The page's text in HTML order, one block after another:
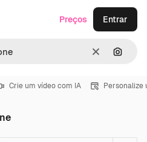
Limpar
Preços Entrar
Crie um vídeo com IA Personalize